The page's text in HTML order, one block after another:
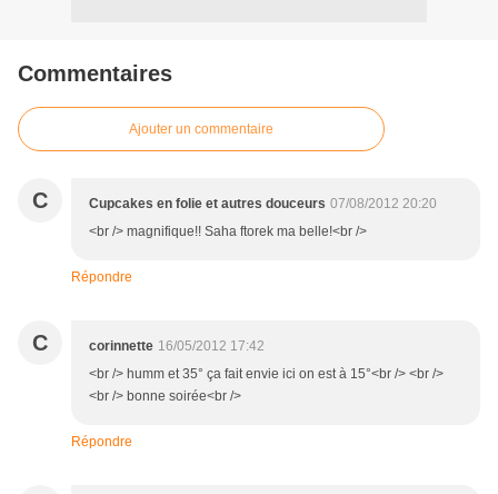
Commentaires
Ajouter un commentaire
C Cupcakes en folie et autres douceurs 07/08/2012 20:20
<br /> magnifique!! Saha ftorek ma belle!<br />
Répondre
C corinnette 16/05/2012 17:42
<br /> humm et 35° ça fait envie ici on est à 15°<br /> <br />
<br /> bonne soirée<br />
Répondre